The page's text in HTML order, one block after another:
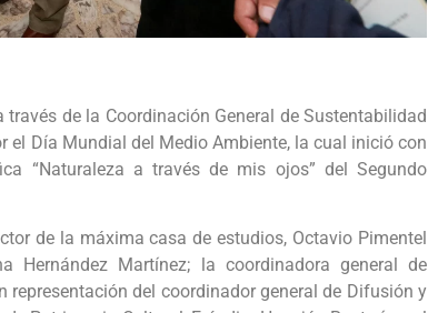
de la Coordinación General de Sustentabilidad
el Día Mundial del Medio Ambiente, la cual inició con
“Naturaleza a través de mis ojos” del Segundo
de la máxima casa de estudios, Octavio Pimentel
Hernández Martínez; la coordinadora general de
representación del coordinador general de Difusión y